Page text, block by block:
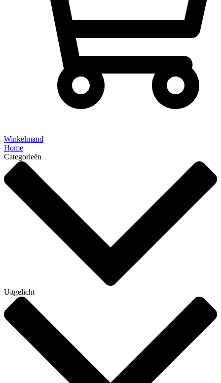
Winkelmand
Home
Categorieën
Uitgelicht